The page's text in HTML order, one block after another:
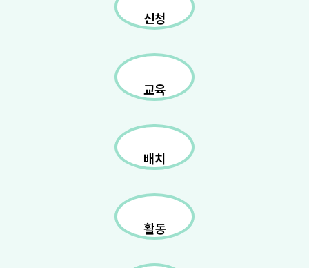
신청
교육
배치
활동